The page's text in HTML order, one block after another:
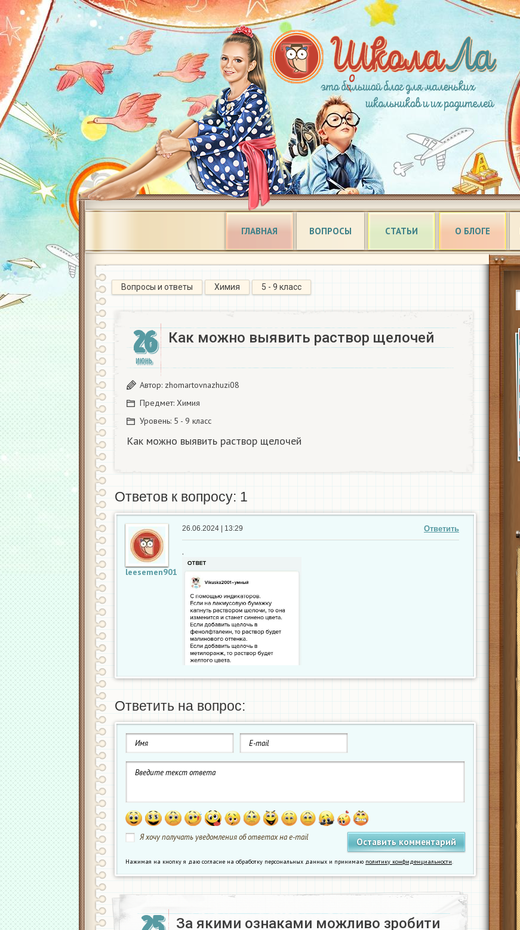
ГЛАВНАЯ ВОПРОСЫ СТАТЬИ О БЛОГЕ
Вопросы и ответы Химия 5 - 9 класс
26
ИЮНЬ
Как можно выявить раствор щелочей
Автор: zhomartovnazhuzi08
Предмет: Химия
Уровень: 5 - 9 класс
Как можно выявить раствор щелочей
Ответов к вопросу: 1
leesemen901
Ответить
26.06.2024 | 13:29
.
Ответить на вопрос:
Я хочу получать уведомления об ответах на e-mail
Нажимая на кнопку я даю согласие на обработку персональных данных и принимаю политику конфиденциальности.
За якими ознаками можливо зробити